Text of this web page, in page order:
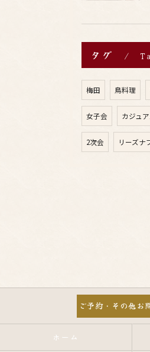
タグ
梅田 鳥料理
女子会 カジュ
2次会 リーズナ
ご予約・その他お
ホーム